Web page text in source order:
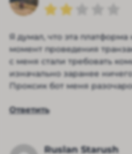
Я думал, что эта
момент проведения
с меня стали требовать
изначально заранее
Проксик бот меня
Ответить
Ruslan Starush